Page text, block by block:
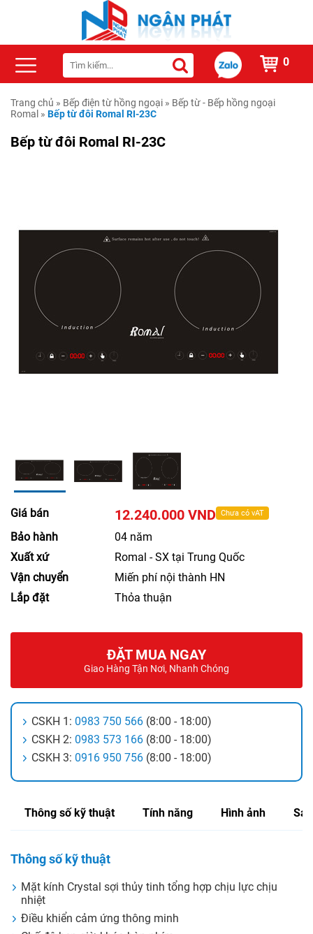
0
Trang chủ » Bếp điện từ hồng ngoại » Bếp từ - Bếp hồng ngoại
Romal » Bếp từ đôi Romal RI-23C
Bếp từ đôi Romal RI-23C
Giá bán 12.240.000 VND Chưa có vAT
Bảo hành
04 năm
Xuất xứ
Romal - SX tại Trung Quốc
Vận chuyển
Miến phí nội thành HN
Lắp đặt
Thỏa thuận
ĐẶT MUA NGAY
Giao Hàng Tận Nơi, Nhanh Chóng
CSKH 1: 0983 750 566 (8:00 - 18:00)
CSKH 2: 0983 573 166 (8:00 - 18:00)
CSKH 3: 0916 950 756 (8:00 - 18:00)
Thông số kỹ thuật Tính năng Hình ảnh
Thông số kỹ thuật
Mặt kính Crystal sợi thủy tinh tổng hợp chịu lực chịu
nhiệt
Điều khiển cảm ứng thông minh